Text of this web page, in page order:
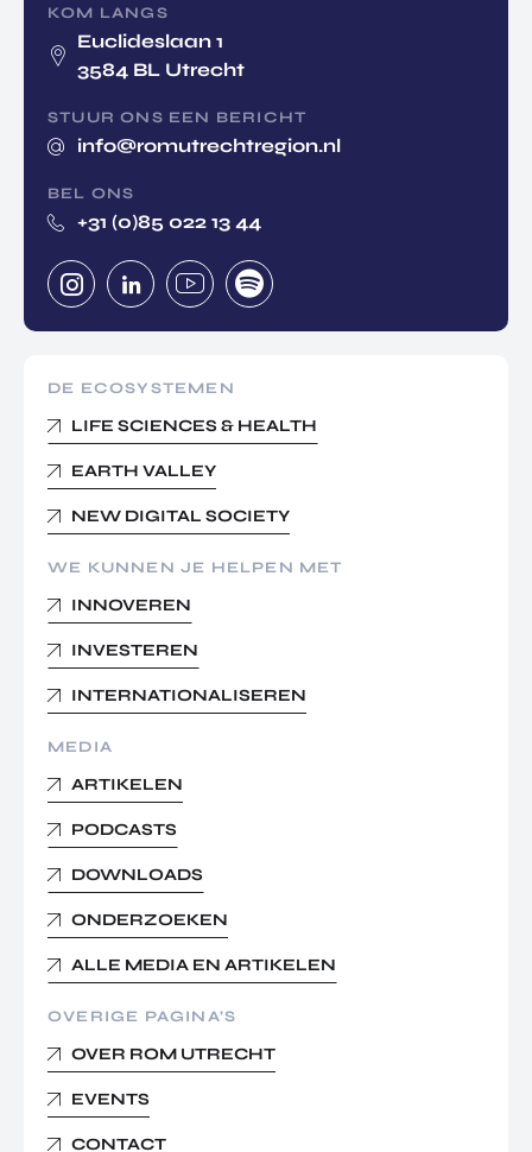
KOM LANGS
Euclideslaan 1
3584 BL Utrecht
STUUR ONS EEN BERICHT
info@romutrechtregion.nl
BEL ONS
+31 (0)85 022 13 44
DE ECOSYSTEMEN
LIFE SCIENCES & HEALTH
EARTH VALLEY
NEW DIGITAL SOCIETY
WE KUNNEN JE HELPEN MET
INNOVEREN
INVESTEREN
INTERNATIONALISEREN
MEDIA
ARTIKELEN
PODCASTS
DOWNLOADS
ONDERZOEKEN
ALLE MEDIA EN ARTIKELEN
OVERIGE PAGINA’S
OVER ROM UTRECHT
EVENTS
CONTACT